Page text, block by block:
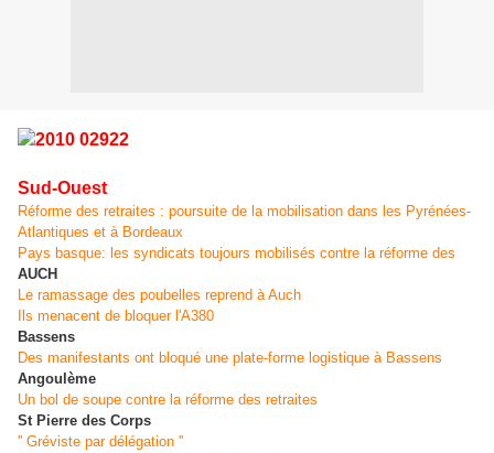
Sud-Ouest
Réforme des retraites : poursuite de la mobilisation dans les Pyrénées-
Atlantiques et à Bordeaux
Pays basque: les syndicats toujours mobilisés contre la réforme des
AUCH
Le ramassage des poubelles reprend à Auch
Ils menacent de bloquer l'A380
Bassens
Des manifestants ont bloqué une plate-forme logistique à Bassens
Angoulème
Un bol de soupe contre la réforme des retraites
St Pierre des Corps
'' Gréviste par délégation ''